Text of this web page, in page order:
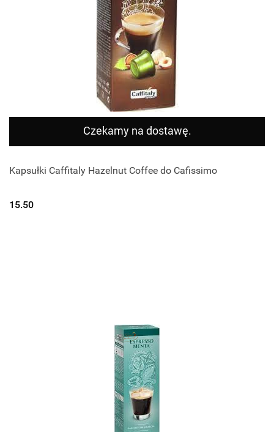
Czekamy na dostawę.
Kapsułki Caffitaly Hazelnut Coffee do Cafissimo
15.50